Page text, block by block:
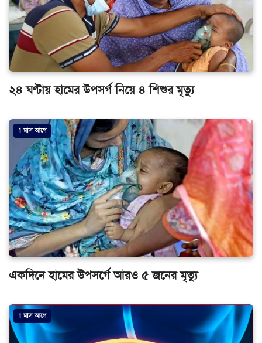
২৪ ঘণ্টায় হামের উপসর্গ নিয়ে ৪ শিশুর মৃত্যু
1 মাস আগে
একদিনে হামের উপসর্গে আরও ৫ জনের মৃত্যু
1 মাস আগে